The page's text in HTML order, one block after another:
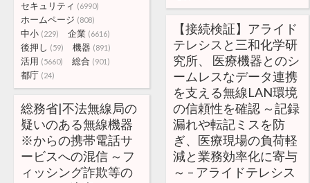
セキュリティ (6990)
ホームページ (808)
中小 (229) 企業 (6616)
後押し (59) 機器 (891)
活用 (5660) 総合 (901)
都庁 (24)
【接続検証】アライド
テレシスと三和化学研
究所、 医療機器とのシ
ームレスなデータ連携
を支える無線LAN環境
の信頼性を確認 ～記録
漏れや転記ミスを防
ぎ、医療現場の負荷軽
減と業務効率化に寄与
～ – アライドテレシス
総務省|不法無線局の
疑いのある無線機器
※からの携帯電話サ
ービスへの混信 ～フ
ィッシング詐欺等の